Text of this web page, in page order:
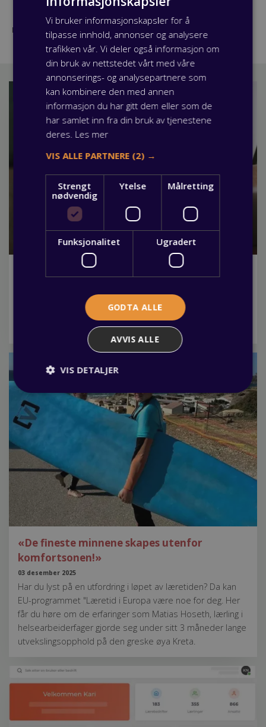
Publisert: 22 mai 2018
Fagbrev.io gjør lærlingtiden enklere
Visste du at som lærling har du mulighet til å benytte deg
av Fagbrev.io, en nettbasert plattform som samler all
nødvendig info om din lærlingtid? Les mer her.
«De fineste minnene skapes utenfor
komfortsonen!»
03 desember 2025
Har du lyst på en utfordring i løpet av læretiden? Da kan
EU-programmet "Læretid i Europa være noe for deg. Her
får du høre om de erfaringer som Matias Hoseth, lærling i
helsearbeiderfager gjorde seg under sitt 3 måneder lange
utvekslingsopphold på den greske øya Kreta.
Vi bruker informasjonskapsler for å
tilpasse innhold, annonser og analysere
trafikken vår. Vi deler også informasjon om
din bruk av nettstedet vårt med våre
annonserings- og analysepartnere som
kan kombinere den med annen
informasjon du har gitt dem eller som de
har samlet inn fra din bruk av tjenestene
deres. Les mer
VIS ALLE PARTNERE (2) →
Strengt
nødvendig
Ytelse Målretting
Funksjonalitet Ugradert
GODTA ALLE
AVVIS ALLE
VIS DETALJER